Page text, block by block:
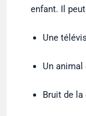
enfant. Il
Une
Un
Bruit de la